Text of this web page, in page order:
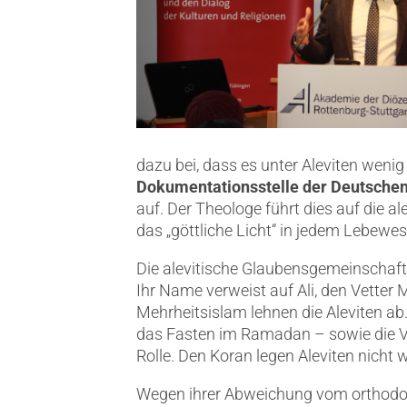
dazu bei, dass es unter Aleviten
Dokumentationsstelle der
auf. Der Theologe führt dies auf die
das „göttliche Licht“ in jedem
Die alevitische
Ihr Name verweist auf Ali, den Vetter
Mehrheitsislam lehnen die Aleviten
das Fasten im Ramadan – sowie die
Rolle. Den Koran legen Aleviten nicht
Wegen ihrer Abweichung vom